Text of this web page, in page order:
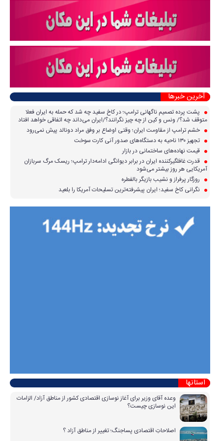
آخرین خبرها
پشت پرده تصمیم ناگهانی ترامپ؛ در کاخ سفید چه شد که حمله به ایران فعلا
متوقف شد؟/ ونس و کین از چه چیز نگرانند؟/ایران می‌داند چه اتفاقی خواهد افتاد
خشم ترامپ از مقاومت ایران؛ وقتی اوضاع بر وفق مراد دونالد پیش نمی‌رود
تجهیز ۱۳۰ ناحیه به دستگاه‌های صدور آنی کارت سوخت
قیمت نهاده‌های ساختمانی در بازار
قدرت غافلگیرکننده ایران در برابر دیوانگی ادامه‌دار ترامپ؛ ریسک مرگ سربازان
آمریکایی هر روز بیشتر می‌شود
روزگار پرفراز و نشیب بازیگر بالفطره
نگرانی کاخ سفید؛ ایران پیشرفته‌ترین تسلیحات آمریکا را بلعید
استانها
وعده آقای وزیر برای آغاز نوسازی اقتصادی کشور از مناطق آزاد/ الزامات
این نوسازی چیست؟
اصلاحاتِ اقتصادی پساجنگ؛ تغییر از مناطق آزاد ؟